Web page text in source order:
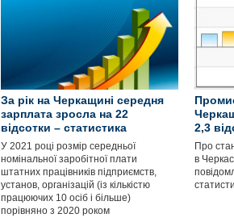
За рік на Черкащині середня
зарплата зросла на 22
відсотки – статистика
У 2021 році розмір середньої
номінальної заробітної плати
штатних працівників підприємств,
установ, організацій (із кількістю
працюючих 10 осіб і більше)
порівняно з 2020 роком
2,3
Про
в